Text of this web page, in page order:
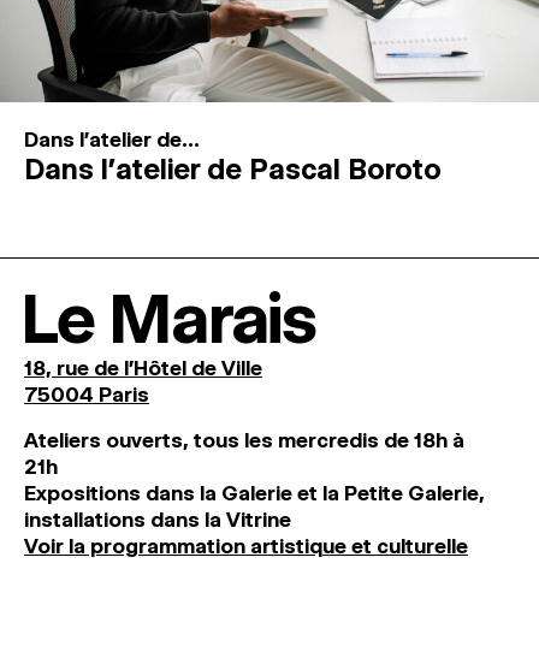
Dans l'atelier de...
Dans l’atelier de Pascal Boroto
Le Marais
18, rue de l'Hôtel de Ville
75004 Paris
Ateliers ouverts, tous les mercredis de 18h à
21h
Expositions dans la Galerie et la Petite Galerie,
installations dans la Vitrine
Voir la programmation artistique et culturelle